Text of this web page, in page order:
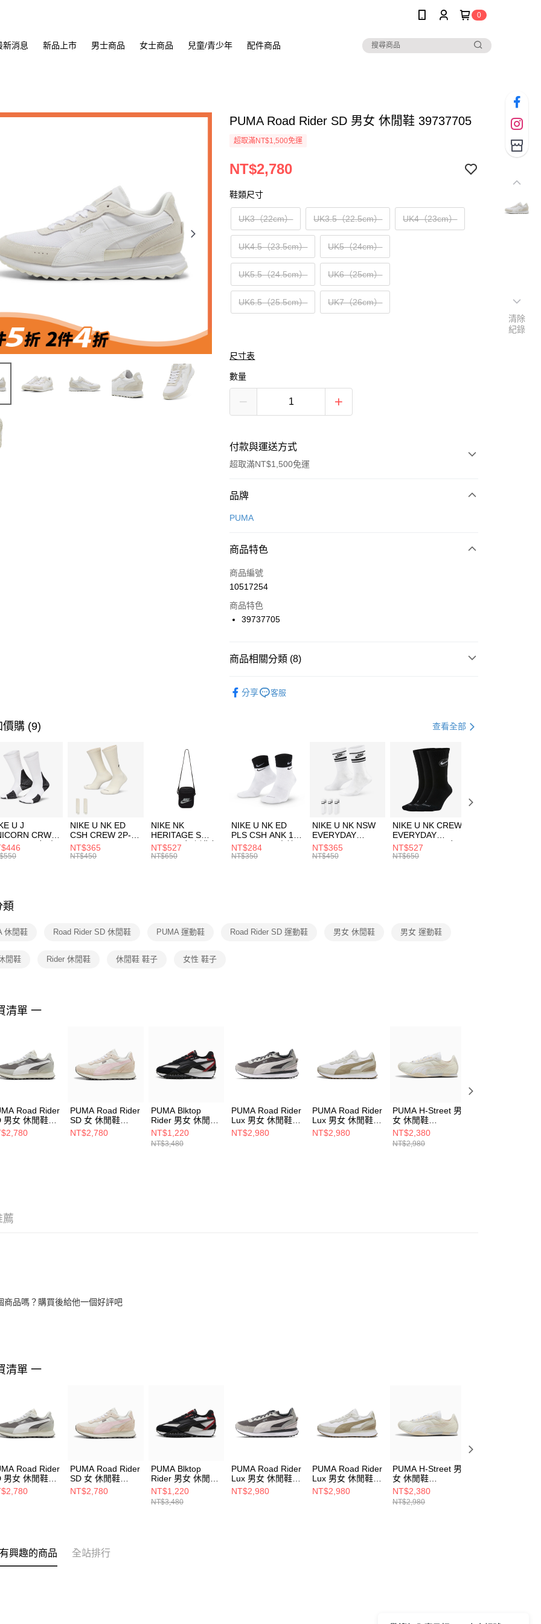
0
新消息 新品上市 男士商品 女士商品 兒童/青少年 配件商品
PUMA Road Rider SD 男女 休閒鞋 39737705
超取滿NT$1,500免運
NT$2,780
鞋類尺寸
UK3（22cm） UK3.5（22.5cm） UK4（23cm）
UK4.5（23.5cm） UK5（24cm）
UK5.5（24.5cm） UK6（25cm）
UK6.5（25.5cm） UK7（26cm）
尺寸表
數量
付款與運送方式
超取滿NT$1,500免運
付款方式
信用卡一次付款
合作金庫商業銀行
華南商業銀行
上海商業儲蓄銀行
國泰世華商業銀行
聯邦商業銀行
台新國際商業銀行
LINE Pay
Apple Pay
【關於「AFTEE先享後付」】
３．安心：先確認商品／服務後，再付款。
【「AFTEE先享後付」結帳流程】
１．於結帳方式選擇「AFTEE先享後付」後，將跳轉至「AFTEE先享後
付」結帳頁面，進行簡訊認證並確認金額後，即可完成結帳。
２．訂單成立數日內，您將收到繳費通知簡訊。
３．收到繳費通知簡訊後14天內，點擊此簡訊中的連結，可透過四大超商
／ATM／網路銀行／等多元方式進行付款，方視為交易完成。
※ 請注意：結帳手續完成當下不需立刻繳費，但若您需要取消訂單，請聯
絡購買商品的店家。未經商家同意取消之訂單仍視為有效，需透過AFTEE
先享後付繳納相關費用。
１．透過由恩沛科技股份有限公司提供之「AFTEE先享後付」服務完成之
交易，需依本服務之必要範圍內提供個人資料，並將交易相關給付款項請
形，恩沛科技股份有限公司將有權停止該用戶之使用額度並採取法律行
動。
每筆NT$100，滿NT$1,500(含以上)免運費
每筆NT$100，滿NT$1,500(含以上)免運費
付款後門市自取
每筆NT$100，滿NT$1,500(含以上)免運費
品牌
PUMA
商品特色
商品編號
10517254
商品特色
39737705
商品相關分類 (8)
促銷活動 春日輕出走｜休閒鞋 4折起
限時降價專區⬇
促銷活動 PUMA指定商品｜1件5折 2件4折
促銷活動 兒童/青少年｜鞋服6折起
分享 客服
價購 (9) 查看全部
U J
CRW
-160 男女 中
FZ3393100
NIKE U NK ED
CSH CREW 2P-
144 EMBRDY 男
女 短統襪
NT$365
NT$450
NIKE NK
HERITAGE S
SMIT 男女 側背包
BA5871010
NT$527
NT$650
NIKE U NK ED
PLS CSH ANK 1P
144 DBL 男 中統
襪 DH4058104
NT$284
NT$350
NIKE U NK NSW
EVERYDAY
ESSENTIAL CR
男女 短統襪
NT$365
NT$450
NIKE U NK CREW
EVERYDAY
BBALL 3PR 男女
長統襪
NT$527
NT$650
類
休閒鞋 Road Rider SD 休閒鞋 PUMA 運動鞋 Road Rider SD 運動鞋 男女 休閒鞋 男女 運動鞋
閒鞋 Rider 休閒鞋 休閒鞋 鞋子 女性 鞋子
清單 一
Road Rider
男女 休閒鞋
PUMA Road Rider
SD 女 休閒鞋
39737709
NT$2,780
PUMA Blktop
Rider 男女 休閒鞋
39272525
NT$1,220
NT$3,480
PUMA Road Rider
Lux 男女 休閒鞋
39822902
NT$2,980
PUMA Road Rider
Lux 男女 休閒鞋
39822901
NT$2,980
PUMA H-Street 男
女 休閒鞋
40377504
NT$2,380
NT$2,980
薦
商品嗎？購買後給他一個好評吧
清單 一
Road Rider
男女 休閒鞋
PUMA Road Rider
SD 女 休閒鞋
39737709
NT$2,780
PUMA Blktop
Rider 男女 休閒鞋
39272525
NT$1,220
NT$3,480
PUMA Road Rider
Lux 男女 休閒鞋
39822902
NT$2,980
PUMA Road Rider
Lux 男女 休閒鞋
39822901
NT$2,980
PUMA H-Street 男
女 休閒鞋
40377504
NT$2,380
NT$2,980
興趣的商品 全站排行
清除
紀錄